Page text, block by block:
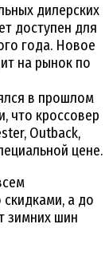
дилерских
доступен для
года. Новое
на рынок по
в прошлом
что кроссовер
Outback,
цене.
а до
зимних шин